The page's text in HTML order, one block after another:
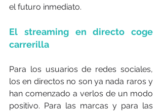
el futuro inmediato.
El streaming en directo coge
carrerilla
Para los usuarios de redes sociales,
los en directos no son ya nada raros y
han comenzado a verlos de un modo
positivo. Para las marcas y para las